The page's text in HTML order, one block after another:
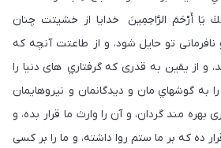
يَا أَرْحَمَ الرَّاحِمِينَ خدايا از خشيتت چنان
تو حايل شود، و از طاعتت آنچه كه
و از يقين به قدرى كه گرفتاري هاى دنيا را
را به گوشهاي مان و ديدگانمان و نيروهايمان
بهره مند گردان، و آن را وارث ما قرار بده، و
ده كه بر ما ستم روا داشته، و ما را بر كسى